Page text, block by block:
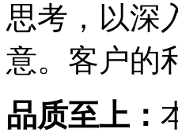
思考，以深
意。客户的
品质至上：